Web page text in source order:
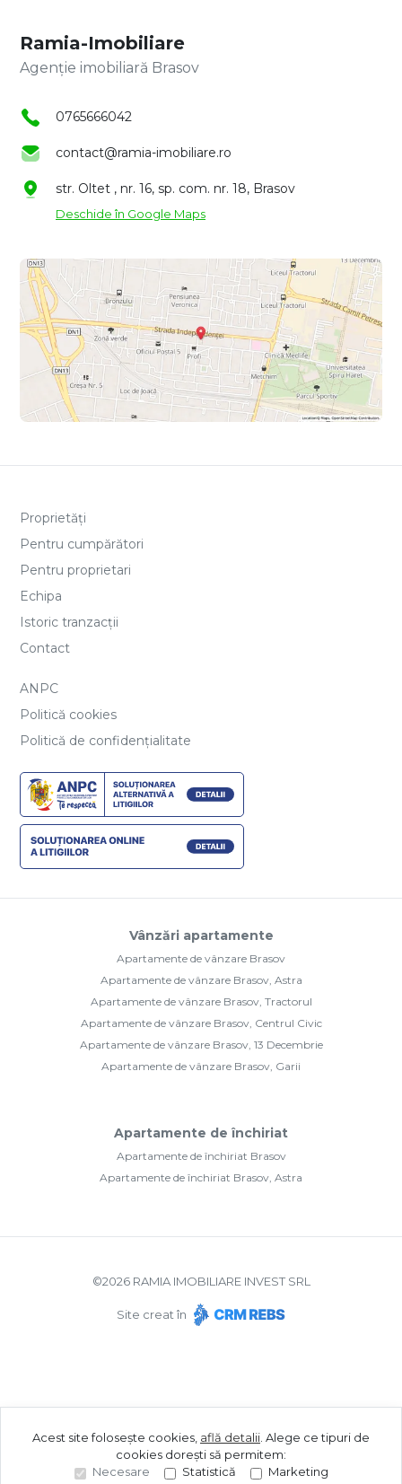
Ramia-Imobiliare
Agenție imobiliară Brasov
0765666042
contact@ramia-imobiliare.ro
str. Oltet , nr. 16, sp. com. nr. 18, Brasov
Deschide în Google Maps
Proprietăți
Pentru cumpărători
Pentru proprietari
Echipa
Istoric tranzacții
Contact
ANPC
Politică cookies
Politică de confidențialitate
Vânzări apartamente
Apartamente de vânzare Brasov
Apartamente de vânzare Brasov, Astra
Apartamente de vânzare Brasov, Tractorul
Apartamente de vânzare Brasov, Centrul Civic
Apartamente de vânzare Brasov, 13 Decembrie
Apartamente de vânzare Brasov, Garii
Apartamente de închiriat
Apartamente de închiriat Brasov
Apartamente de închiriat Brasov, Astra
©2026RAMIA IMOBILIARE INVEST SRL
Site creat în
Acest site folosește cookies, află detalii Alege ce tipuri de
cookies dorești să permitem:
Necesare
Statistică Marketing